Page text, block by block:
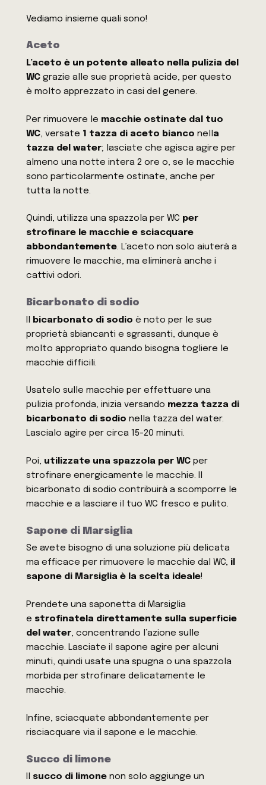
Vediamo insieme quali sono!
Aceto
L’aceto è un potente alleato nella pulizia del
WC grazie alle sue proprietà acide, per questo
è molto apprezzato in casi del genere.
Per rimuovere le macchie ostinate dal tuo
WC, versate 1 tazza di aceto bianco nell a
tazza del water; lasciate che agisca agire per
almeno una notte intera 2 ore o, se le macchie
sono particolarmente ostinate, anche per
tutta la notte.
Quindi, utilizza una spazzola per WC per
strofinare le macchie e sciacquare
abbondantemente. L’aceto non solo aiuterà a
rimuovere le macchie, ma eliminerà anche i
cattivi odori.
Bicarbonato di sodio
bicarbonato di sodio è noto per le sue
proprietà sbiancanti e sgrassanti, dunque è
molto appropriato quando bisogna togliere le
macchie difficili.
Usatelo sulle macchie per effettuare una
pulizia profonda, inizia versando mezza tazza di
bicarbonato di sodionella tazza del water.
Lascialo agire per circa 15-20 minuti.
Poi, utilizzate una spazzola per WCper
strofinare energicamente le macchie. Il
bicarbonato di sodio contribuirà a scomporre le
macchie e a lasciare il tuo WC fresco e pulito.
Sapone di Marsiglia
Se avete bisogno di una soluzione più delicata
ma efficace per rimuovere le macchie dal WC, il
sapone di Marsiglia è la scelta ideale!
Prendete una saponetta di Marsiglia
e strofinatela direttamente sulla superficie
del water, concentrando l’azione sulle
macchie. Lasciate il sapone agire per alcuni
minuti, quindi usate una spugna o una spazzola
morbida per strofinare delicatamente le
macchie.
Infine, sciacquate abbondantemente per
risciacquare via il sapone e le macchie.
Succo di limone
succo di limonenon solo aggiunge un